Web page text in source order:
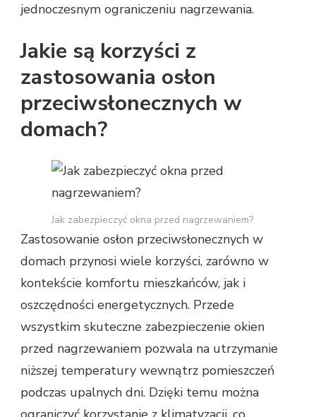
jednoczesnym ograniczeniu nagrzewania.
Jakie są korzyści z
zastosowania osłon
przeciwsłonecznych w
domach?
Jak zabezpieczyć okna przed nagrzewaniem?
Zastosowanie osłon przeciwsłonecznych w
domach przynosi wiele korzyści, zarówno w
kontekście komfortu mieszkańców, jak i
oszczędności energetycznych. Przede
wszystkim skuteczne zabezpieczenie okien
przed nagrzewaniem pozwala na utrzymanie
niższej temperatury wewnątrz pomieszczeń
podczas upalnych dni. Dzięki temu można